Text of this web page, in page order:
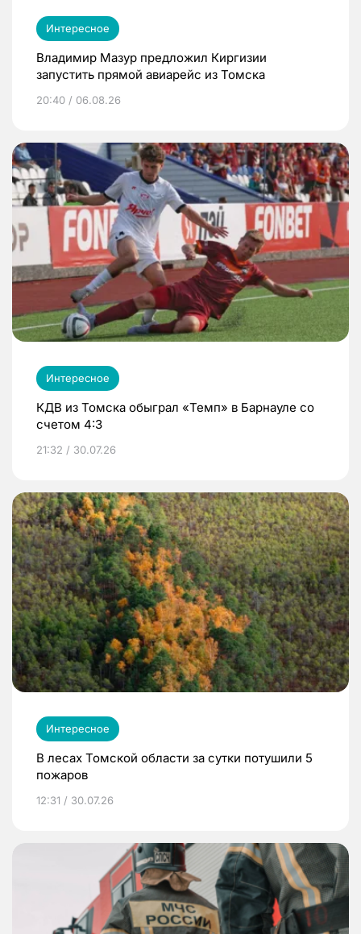
Интересное
Владимир Мазур предложил Киргизии
запустить прямой авиарейс из Томска
20:40 / 06.08.26
Интересное
КДВ из Томска обыграл «Темп» в Барнауле со
счетом 4:3
21:32 / 30.07.26
Интересное
В лесах Томской области за сутки потушили 5
пожаров
12:31 / 30.07.26